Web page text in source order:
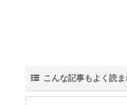
こんな記事もよく読